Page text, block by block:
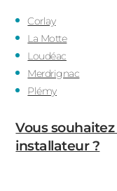
Corlay
La Motte
Loudéac
Merdrignac
Plémy
Vous
installateur ?